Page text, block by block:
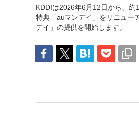
KDDIは2026年6月12日から、
特典「auマンデイ」をリニュー
デイ」の提供を開始します。